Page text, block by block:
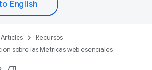
Articles
Recursos
sobre las Métricas web esenciales